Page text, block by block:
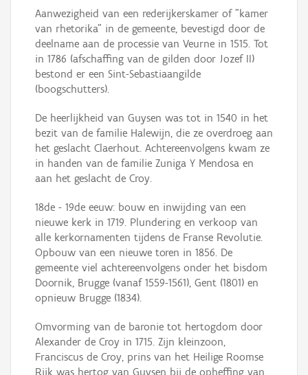
Aanwezigheid van een rederijkerskamer of "kamer
van rhetorika" in de gemeente, bevestigd door de
deelname aan de processie van Veurne in 1515. Tot
in 1786 (afschaffing van de gilden door Jozef II)
bestond er een Sint-Sebastiaangilde
(boogschutters).
De heerlijkheid van Guysen was tot in 1540 in het
bezit van de familie Halewijn, die ze overdroeg aan
het geslacht Claerhout. Achtereenvolgens kwam ze
in handen van de familie Zuniga Y Mendosa en
aan het geslacht de Croy.
18de - 19de eeuw: bouw en inwijding van een
nieuwe kerk in 1719. Plundering en verkoop van
alle kerkornamenten tijdens de Franse Revolutie.
Opbouw van een nieuwe toren in 1856. De
gemeente viel achtereenvolgens onder het bisdom
Doornik, Brugge (vanaf 1559-1561), Gent (1801) en
opnieuw Brugge (1834).
Omvorming van de baronie tot hertogdom door
Alexander de Croy in 1715. Zijn kleinzoon,
Franciscus de Croy, prins van het Heilige Roomse
Rijk was hertog van Guysen bij de opheffing van